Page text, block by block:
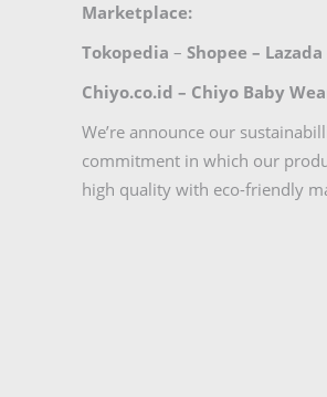
Marketplace:
Tokopedia – Shopee – Lazada
Chiyo.co.id – Chiyo Baby
We’re announce our
commitment in which our
high quality with eco-friendly